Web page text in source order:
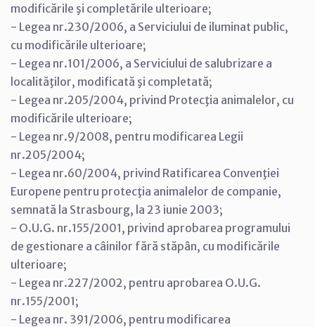
modificările şi completările ulterioare;
- Legea nr.230/2006, a Serviciului de iluminat public,
cu modificările ulterioare;
- Legea nr.101/2006, a Serviciului de salubrizare a
localităţilor, modificată şi completată;
- Legea nr.205/2004, privind Protecţia animalelor, cu
modificările ulterioare;
- Legea nr.9/2008, pentru modificarea Legii
nr.205/2004;
- Legea nr.60/2004, privind Ratificarea Convenţiei
Europene pentru protecţia animalelor de companie,
semnată la Strasbourg, la 23 iunie 2003;
- O.U.G. nr.155/2001, privind aprobarea programului
de gestionare a câinilor fără stăpân, cu modificările
ulterioare;
- Legea nr.227/2002, pentru aprobarea O.U.G.
nr.155/2001;
- Legea nr. 391/2006, pentru modificarea